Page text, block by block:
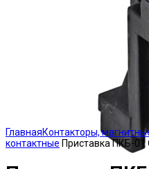
ГлавнаяКонтакторы,
контактные Приставка ПКБ-